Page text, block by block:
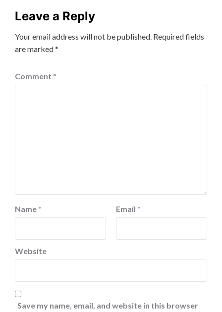
Leave a Reply
Your email address will not be published. Required fields
are marked*
Comment *
Name * Email *
Website
Save my name, email, and website in this browser